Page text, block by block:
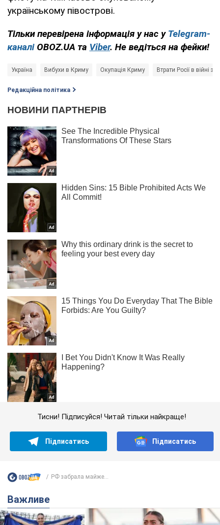
українському півострові.
Тільки перевірена інформація у нас у Telegram-
каналі OBOZ.UA та Viber. Не ведіться на фейки!
Україна Вибухи в Криму Окупація Криму Втрати Росії в війні з
Редакційна політика
Тисни! Підписуйся! Читай тільки найкраще!
Підписатись Підписатись
РФ забрала майже...
Важливе